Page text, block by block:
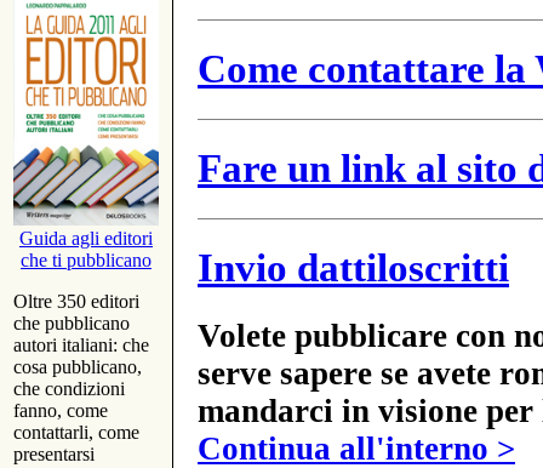
Guida agli editori
che ti pubblicano
Oltre 350 editori
che pubblicano
autori italiani: che
cosa pubblicano,
che condizioni
fanno, come
contattarli, come
presentarsi
Come contattare
Fare un link al sito
Invio dattiloscritti
Volete pubblicare con
serve sapere se avete
mandarci in visione
Continua all'interno >